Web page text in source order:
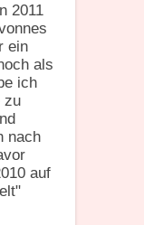
2011
ein
als
ich
zu
nach
auf